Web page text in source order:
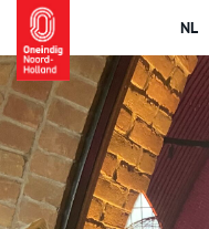
NL